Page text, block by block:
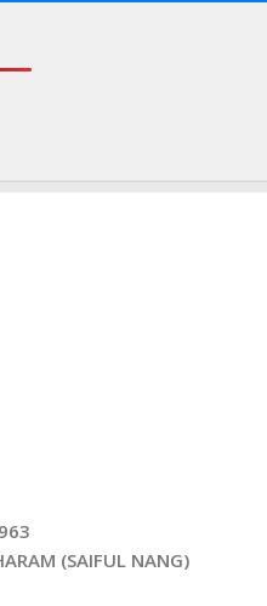
(SAIFUL NANG)